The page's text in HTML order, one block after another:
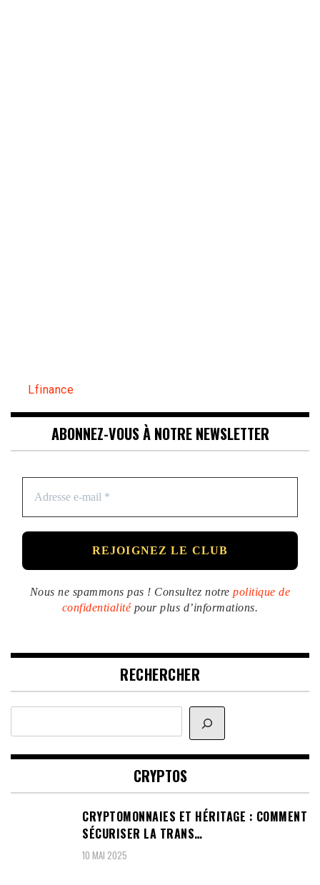
Lfinance
ABONNEZ-VOUS À NOTRE NEWSLETTER
Nous ne spammons pas ! Consultez notrepolitique de
confidentialitépour plus d’informations.
RECHERCHER
Rechercher
CRYPTOS
CRYPTOMONNAIES ET HÉRITAGE : COMMENT
SÉCURISER LA TRANS…
10 MAI 2025